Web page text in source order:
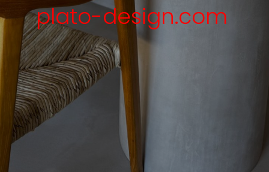
plato-design.com